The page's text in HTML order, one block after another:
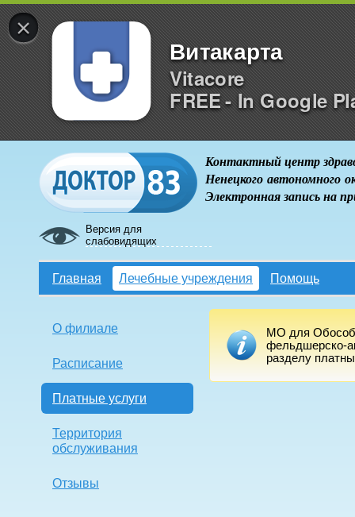
×
Витакарта
Vitacore
FREE - In Google
Версия для
слабовидящих
Контактный центр
Ненецкого автономного
Электронная запись на
Главная Лечебные учреждения Помощь
О филиале
Расписание
Платные услуги
Территория
обслуживания
Отзывы
МО для
фельдшерско-
разделу